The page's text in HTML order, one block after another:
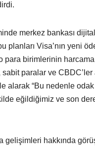
merkez bankası
planları Visa’nın yeni
para birimlerinin
paralar ve CBDC’ler
alarak “Bu nedenle
eğildiğimiz ve son
hakkında